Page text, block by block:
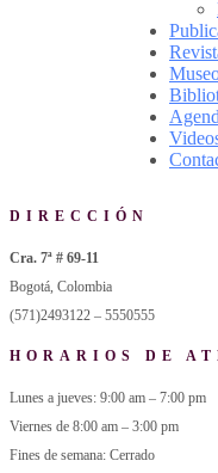
DIRECCIÓN
Cra. 7ª # 69-11
Bogotá, Colombia
(571)2493122 – 5550555
HORARIOS DE
Lunes a jueves: 9:00 am – 7:00 pm
Viernes de 8:00 am – 3:00 pm
Fines de semana: Cerrado